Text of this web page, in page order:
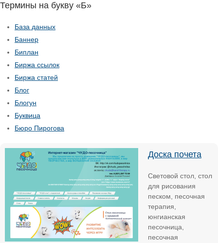
Термины на букву «Б»
База данных
Баннер
Биплан
Биржа ссылок
Биржа статей
Блог
Блогун
Буквица
Бюро Пирогова
Доска почета
Световой стол, стол
для рисования
песком, песочная
терапия,
юнгианская
песочница,
песочная